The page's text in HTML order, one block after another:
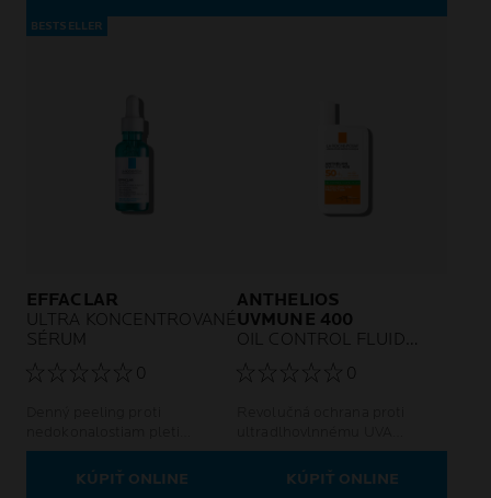
Vyrovnáva pH pokožky.
hyalurónovej spoločne so
BESTSELLER
EFFACLAR
ULTRA KONCENTROVANÉ
SÉRUM
0
Zmierňuje pretrvávajúce
nedokonalosti pleti Pre pleť
KÚPIŤ ONLINE
ANTHELIOS
UVMUNE 400
OIL CONTROL FLUID
0
žiareniu.
KÚPIŤ ONLINE